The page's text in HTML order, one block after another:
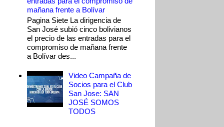
mañana frente a Bolívar
Pagina Siete La dirigencia de
San José subió cinco bolivianos
el precio de las entradas para el
compromiso de mañana frente
a Bolívar des...
Video Campaña de
Socios para el Club
San Jose: SAN
JOSÉ SOMOS
TODOS